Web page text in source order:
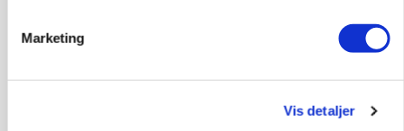
Marketing
Vis detaljer